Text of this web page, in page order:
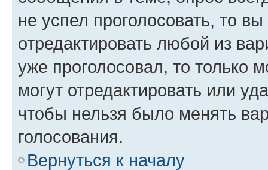
не успел проголосовать, то
отредактировать любой из
уже проголосовал, то только
могут отредактировать или
чтобы нельзя было менять
голосования.
Вернуться к началу